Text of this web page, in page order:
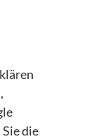
die